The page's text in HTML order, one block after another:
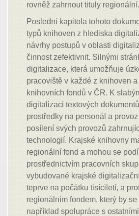
rovněž zahrnout tituly regionální.
Poslední kapitola tohoto
typů knihoven z hlediska
návrhy postupů v oblasti
činnost zefektivnit. Silnými
digitalizace, která umožňuje
pracoviště v každé z knihoven
knihovních fondů v ČR. K
digitalizaci textových
prostředky na personál a
posílení svých provozů
technologií. Krajské knihovny
regionální fond a mohou se
prostřednictvím pracovních
vybudované krajské
teprve na počátku tisíciletí, a
regionálním fondem, který by
například spolupráce s